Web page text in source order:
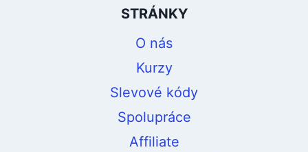
STRÁNKY
O nás
Kurzy
Slevové kódy
Spolupráce
Affiliate